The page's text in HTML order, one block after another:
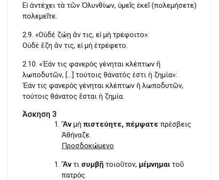
Εἰ ἀντέχει τὰ τῶν Ὀλυνθίων, ὑμεῖς ἐκεῖ (πολεμήσετε)
πολεμεῖτε.
2.9. «Οὐδὲ ζώῃ ἄν τις, εἰ μὴ τρέφοιτο»:
Οὐδὲ ἔζη ἄν τις, εἰ μὴ ἐτρέφετο.
2.10. «Ἐάν τις φανερὸς γένηται κλέπτων ἢ
λωποδυτῶν, […] τούτοις θάνατός ἐστι ἡ ζημία»:
Ἐάν τις φανερὸς γένηται κλέπτων ἢ λωποδυτῶν,
τούτοις θάνατος ἔσται ἡ ζημία.
Άσκηση 3
Ἂνμὴ πιστεύητε, πέμψατε πρέσβεις
Ἀθήναζε.
Προσδοκώμενο
Ἄντι συμβῇ τοιοῦτον, μέμνημαι τοῦ
πατρός.